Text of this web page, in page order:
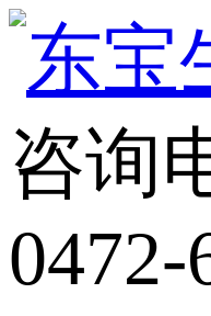
咨询
0472-